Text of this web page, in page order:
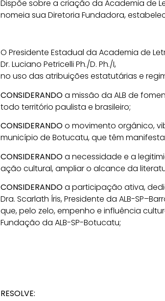
Dispõe sobre a criação da Academia de
nomeia sua Diretoria Fundadora,
O Presidente Estadual da Academia de
Dr. Luciano Petricelli Ph./D. Ph./I,
no uso das atribuições estatutárias e
CONSIDERANDOa missão da ALB de
todo território paulista e brasileiro;
CONSIDERANDOo movimento orgânico,
município de Botucatu, que têm
CONSIDERANDOa necessidade e a
ação cultural, ampliar o alcance da
CONSIDERANDOa participação ativa,
Dra. Scarlath Íris, Presidente da ALB-
que, pelo zelo, empenho e influência
Fundação da ALB-SP-Botucatu;
RESOLVE: